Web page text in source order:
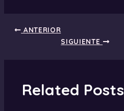
ANTERIOR
SIGUIENTE
Related Posts